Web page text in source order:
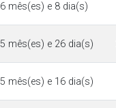
mês(es) e 8 dia(s)
mês(es) e 26 dia(s)
mês(es) e 16 dia(s)